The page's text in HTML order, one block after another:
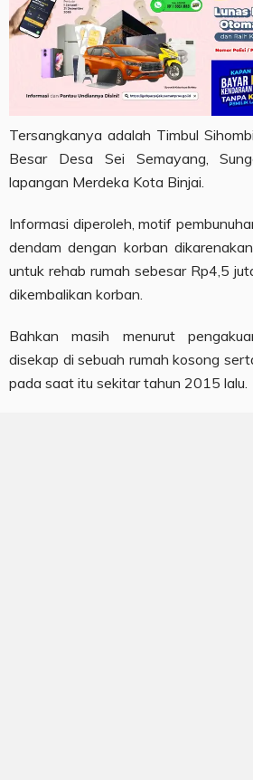
Tersangkanya adalah Timbul
Besar Desa Sei Semayang,
lapangan Merdeka Kota Binjai.
Informasi diperoleh, motif
dendam dengan korban
untuk rehab rumah sebesar Rp4,5
dikembalikan korban.
Bahkan masih menurut
disekap di sebuah rumah kosong
pada saat itu sekitar tahun 2015 lalu.